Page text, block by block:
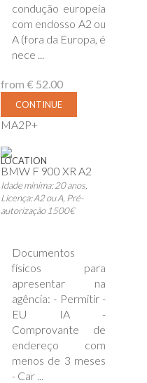
condução europeia
com endosso A2 ou
A (fora da Europa, é
nece ...
from € 52.00
CONTINUE
MA2P+
LOCATION
BMW F 900 XR A2
Idade mínima: 20 anos,
Licença: A2 ou A, Pré-
autorização 1500€
Documentos
físicos para
apresentar na
agência: - Permitir -
EU IA -
Comprovante de
endereço com
menos de 3 meses
- Car ...